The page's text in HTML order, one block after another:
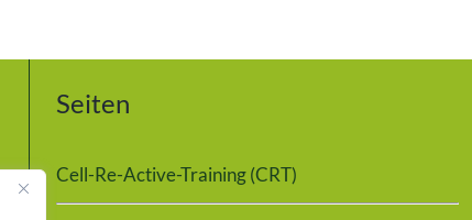
Seiten
Cell-Re-Active-Training (CRT)